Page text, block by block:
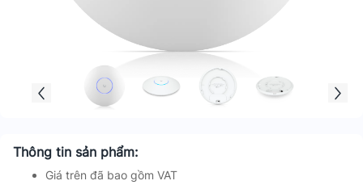
Thông tin sản phẩm:
Giá trên đã bao gồm VAT